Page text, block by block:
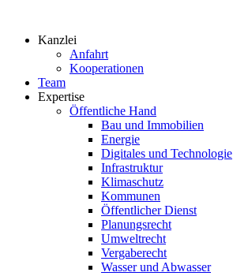
springenKanzlei
Anfahrt
Kooperationen
Team
Expertise
Öffentliche Hand
Bau und Immobilien
Energie
Digitales und Technologie
Infrastruktur
Klimaschutz
Kommunen
Öffentlicher Dienst
Planungsrecht
Umweltrecht
Vergaberecht
Wasser und Abwasser